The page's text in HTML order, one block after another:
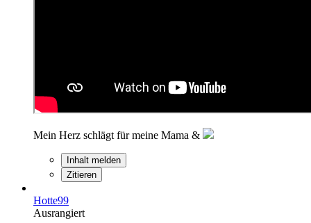
Mein Herz schlägt für meine Mama &
Inhalt melden
Zitieren
Hotte99
Ausrangiert